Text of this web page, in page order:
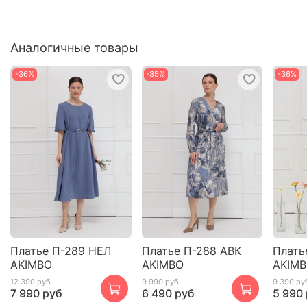
Аналогичные товары
-36%
Платье П-289 НЕЛ
AKIMBO
12 390 руб
7 990 руб
-35%
Платье П-288 АВК
AKIMBO
9 990 руб
6 490 руб
-36%
9 390
5 990